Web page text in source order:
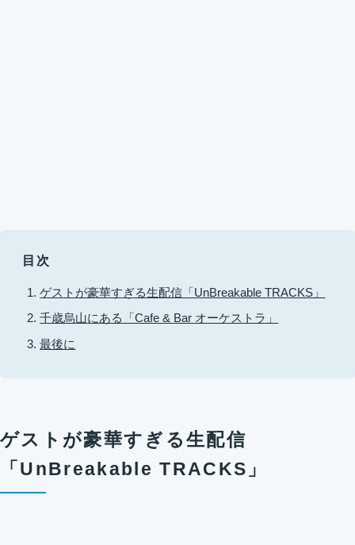
目次
ゲストが豪華すぎる生配信「UnBreakable TRACKS」
千歳烏山にある「Cafe & Bar オーケストラ」
最後に
ゲストが豪華すぎる生配信
「UnBreakable TRACKS」